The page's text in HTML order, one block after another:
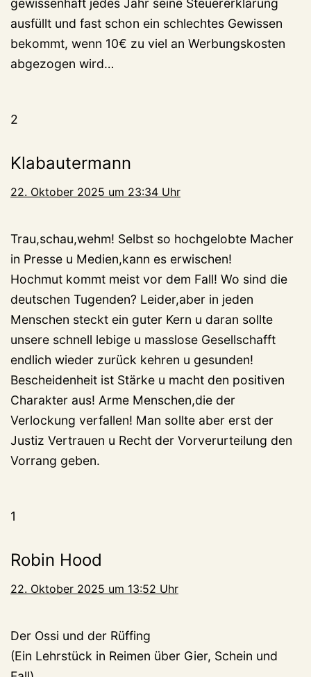
ausfüllt und fast schon ein schlechtes Gewissen
bekommt, wenn 10€ zu viel an Werbungskosten
abgezogen wird…
2
Klabautermann
22. Oktober 2025 um 23:34 Uhr
Trau,schau,wehm! Selbst so hochgelobte Macher
in Presse u Medien,kann es erwischen!
Hochmut kommt meist vor dem Fall! Wo sind die
deutschen Tugenden? Leider,aber in jeden
Menschen steckt ein guter Kern u daran sollte
unsere schnell lebige u masslose Gesellschafft
endlich wieder zurück kehren u gesunden!
Bescheidenheit ist Stärke u macht den positiven
Charakter aus! Arme Menschen,die der
Verlockung verfallen! Man sollte aber erst der
Justiz Vertrauen u Recht der Vorverurteilung den
Vorrang geben.
1
Robin Hood
22. Oktober 2025 um 13:52 Uhr
Der Ossi und der Rüffing
(Ein Lehrstück in Reimen über Gier, Schein und